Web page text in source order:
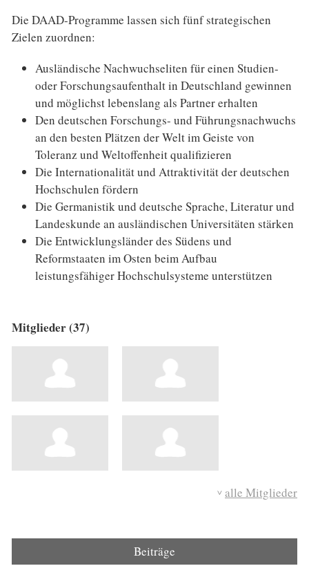
Die DAAD-Programme lassen sich fünf strategischen
Zielen zuordnen:
Ausländische Nachwuchseliten für einen Studien-
oder Forschungsaufenthalt in Deutschland gewinnen
und möglichst lebenslang als Partner erhalten
Den deutschen Forschungs- und Führungsnachwuchs
an den besten Plätzen der Welt im Geiste von
Toleranz und Weltoffenheit qualifizieren
Die Internationalität und Attraktivität der deutschen
Hochschulen fördern
Die Germanistik und deutsche Sprache, Literatur und
Landeskunde an ausländischen Universitäten stärken
Die Entwicklungsländer des Südens und
Reformstaaten im Osten beim Aufbau
leistungsfähiger Hochschulsysteme unterstützen
Mitglieder (37)
alle Mitglieder
Beiträge